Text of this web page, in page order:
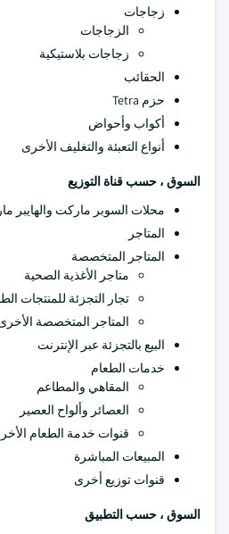
زجاجات
الزجاجات
زجاجات بلاستيكية
الحقائب
حزم Tetra
أكواب وأحواض
أنواع التعبئة والتغليف الأخرى
السوق ، حسب قناة التوزيع
محلات السوبر ماركت والهايبر
المتاجر
المتاجر المتخصصة
متاجر الأغذية الصحية
تجار التجزئة للمنتجات
المتاجر المتخصصة
البيع بالتجزئة عبر الإنترنت
خدمات الطعام
المقاهي والمطاعم
العصائر وألواح العصير
قنوات خدمة الطعام
المبيعات المباشرة
قنوات توزيع أخرى
السوق ، حسب التطبيق